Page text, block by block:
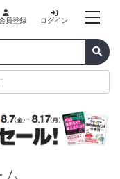
員登録 ログイン